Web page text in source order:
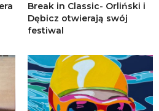
Break in Classic- Orliński i
Dębicz otwierają swój
festiwal